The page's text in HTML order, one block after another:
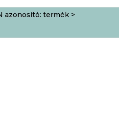
azonosító: termék >